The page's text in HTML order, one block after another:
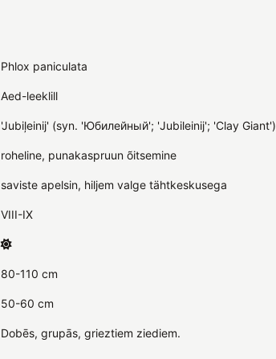
Phlox paniculata
Aed-leeklill
'Jubiļeinij' (syn. 'Юбилейный'; 'Jubileinij'; 'Clay Giant')
roheline, punakaspruun õitsemine
saviste apelsin, hiljem valge tähtkeskusega
VIII-IX
80-110 cm
50-60 cm
Dobēs, grupās, grieztiem ziediem.